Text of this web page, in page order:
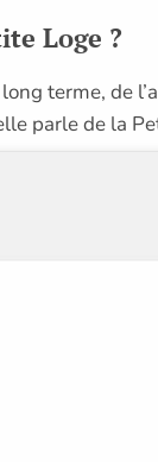
Loge ?
terme, de
parle de la